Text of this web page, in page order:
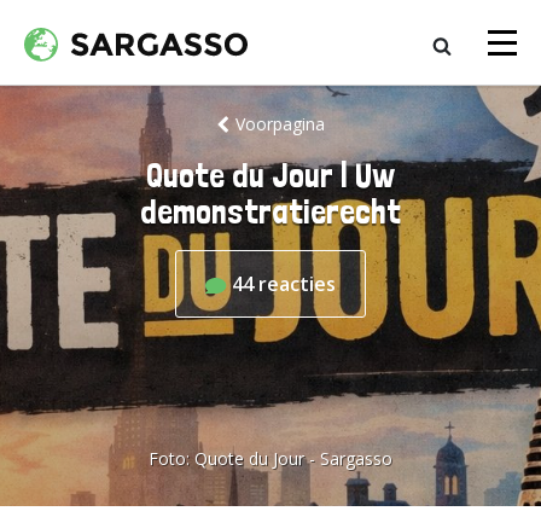
Voorpagina
Quote du Jour | Uw
demonstratierecht
44 reacties
Foto: Quote du Jour - Sargasso